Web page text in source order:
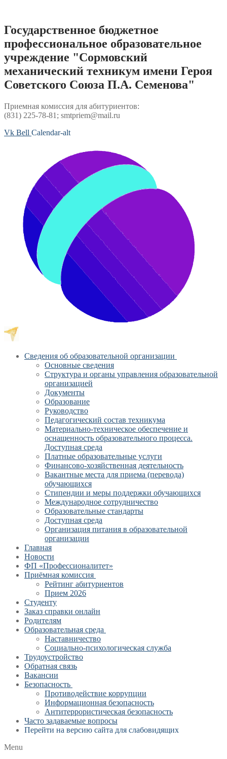
содержимому
Государственное бюджетное
профессиональное образовательное
учреждение "Сормовский
механический техникум имени Героя
Советского Союза П.А. Семенова"
Приемная комиссия для абитуриентов:
(831) 225-78-81; smtpriem@mail.ru
Vk Bell Calendar-alt
Сведения об образовательной организации
Основные сведения
Структура и органы управления образовательной
организацией
Документы
Образование
Руководство
Педагогический состав техникума
Материально-техническое обеспечение и
оснащенность образовательного процесса.
Доступная среда
Платные образовательные услуги
Финансово-хозяйственная деятельность
Вакантные места для приема (перевода)
обучающихся
Стипендии и меры поддержки обучающихся
Международное сотрудничество
Образовательные стандарты
Доступная среда
Организация питания в образовательной
организации
Главная
Новости
ФП «Профессионалитет»
Приёмная комиссия
Рейтинг абитуриентов
Прием 2026
Студенту
Заказ справки онлайн
Родителям
Образовательная среда
Наставничество
Социально-психологическая служба
Трудоустройство
Обратная связь
Вакансии
Безопасность
Противодействие коррупции
Информационная безопасность
Антитеррористическая безопасность
Часто задаваемые вопросы
Перейти на версию сайта для слабовидящих
Menu